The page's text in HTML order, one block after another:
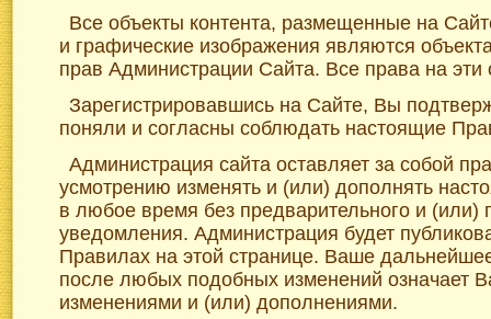
Все объекты контента, размещенные на
и графические изображения являются
прав Администрации Сайта. Все права на
Зарегистрировавшись на Сайте, Вы
поняли и согласны соблюдать настоящие
Администрация сайта оставляет за собой
усмотрению изменять и (или) дополнять
в любое время без предварительного и (или)
уведомления. Администрация будет
Правилах на этой странице. Ваше
после любых подобных изменений означает
изменениями и (или) дополнениями.